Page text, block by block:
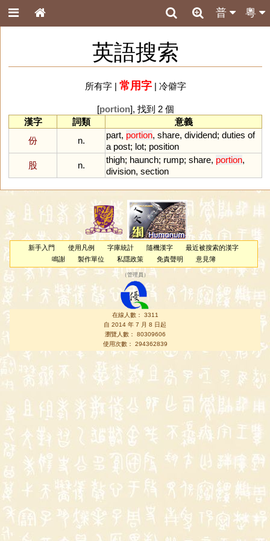
粵
普
英語搜索
所有字| 常用字| 冷僻字
[portion], 找到 2 個
漢字
詞類
意義
份
n.
part, portion, share, dividend; duties of
a post; lot; position
股
n.
thigh; haunch; rump; share, portion,
division, section
新手入門 使用凡例 字庫統計 隨機漢字
最近被搜索的漢字
鳴謝
製作單位 私隱政策 免責聲明 意見簿
（管理員 ）
在線人數： 3311
自 2014 年 7 月 8 日起
瀏覽人數： 80309606
使用次數： 294362839